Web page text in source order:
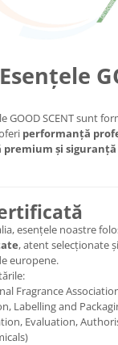
GOOD SCENT sunt
performanță
și
esențele noastre
, atent selecționate
europene.
Fragrance
Labelling and
Evaluation,